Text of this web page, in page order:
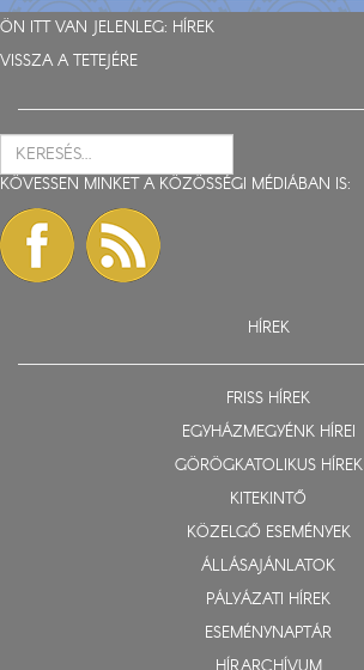
ÖN ITT VAN JELENLEG: HÍREK
VISSZA A TETEJÉRE
KÖVESSEN MINKET A KÖZÖSSÉGI MÉDIÁBAN IS:
HÍREK
FRISS HÍREK
EGYHÁZMEGYÉNK HÍREI
GÖRÖGKATOLIKUS HÍREK
KITEKINTŐ
KÖZELGŐ ESEMÉNYEK
ÁLLÁSAJÁNLATOK
PÁLYÁZATI HÍREK
ESEMÉNYNAPTÁR